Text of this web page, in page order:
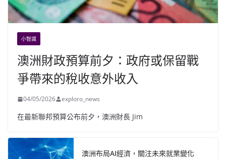
小智識
澳洲財政預算前夕：政府或保留戰
爭帶來的稅收意外收入
04/05/2026 exploro_news
在最新聯邦預算公布前夕，澳洲財長 Jim
澳洲布局AI經濟，關注未來就業變化